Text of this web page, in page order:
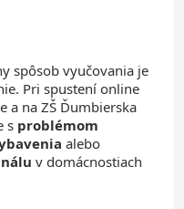
spôsob vyučovania je
Pri spustení online
a na ZŠ Ďumbierska
s problémom
alebo
v domácnostiach